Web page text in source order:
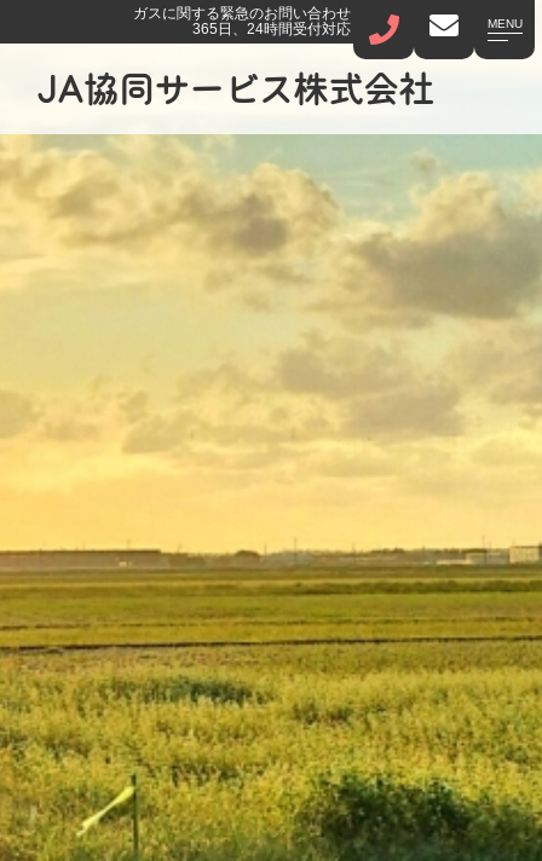
ガスに関する緊急のお問い合わせ
365日、24時間受付対応
MENU
JA協同サービス株式会社